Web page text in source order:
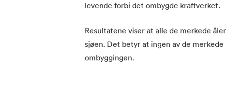
levende forbi det ombygde kraftverket.
Resultatene viser at alle de merkede
sjøen. Det betyr at ingen av de
ombyggingen.